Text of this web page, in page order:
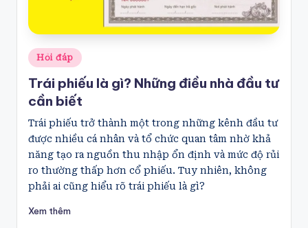
Posted
in
Hỏi đáp
Trái phiếu là gì? Những điều nhà đầu tư
cần biết
Trái phiếu trở thành một trong những kênh đầu tư
được nhiều cá nhân và tổ chức quan tâm nhờ khả
năng tạo ra nguồn thu nhập ổn định và mức độ rủi
ro thường thấp hơn cổ phiếu. Tuy nhiên, không
phải ai cũng hiểu rõ trái phiếu là gì?
Xem thêm